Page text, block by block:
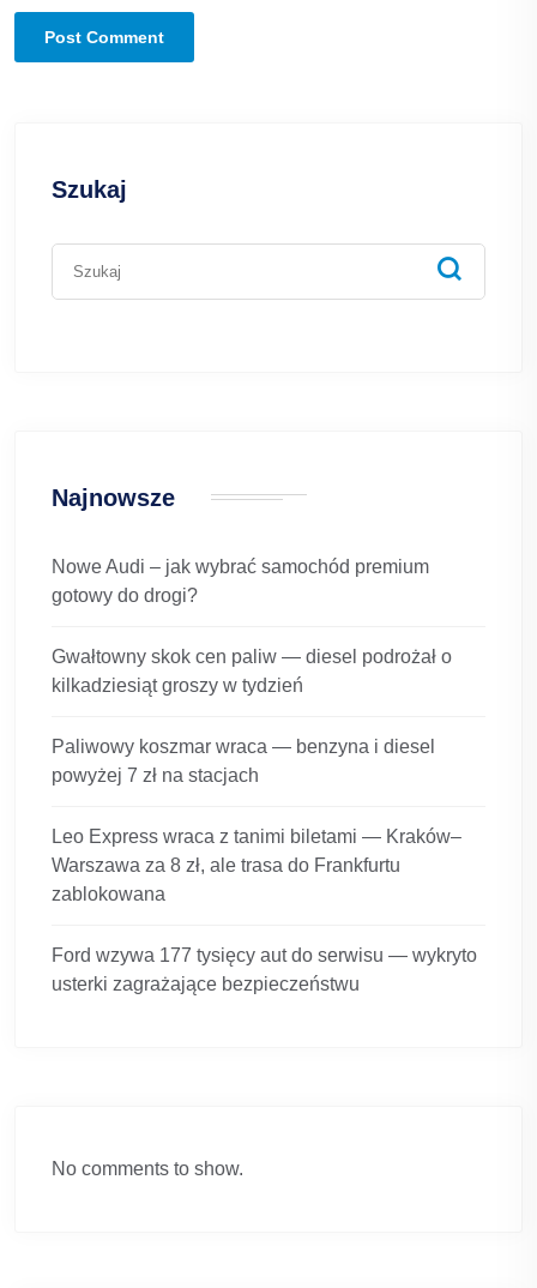
Szukaj
Najnowsze
Nowe Audi – jak wybrać samochód premium
gotowy do drogi?
Gwałtowny skok cen paliw — diesel podrożał o
kilkadziesiąt groszy w tydzień
Paliwowy koszmar wraca — benzyna i diesel
powyżej 7 zł na stacjach
Leo Express wraca z tanimi biletami — Kraków–
Warszawa za 8 zł, ale trasa do Frankfurtu
zablokowana
Ford wzywa 177 tysięcy aut do serwisu — wykryto
usterki zagrażające bezpieczeństwu
No comments to show.